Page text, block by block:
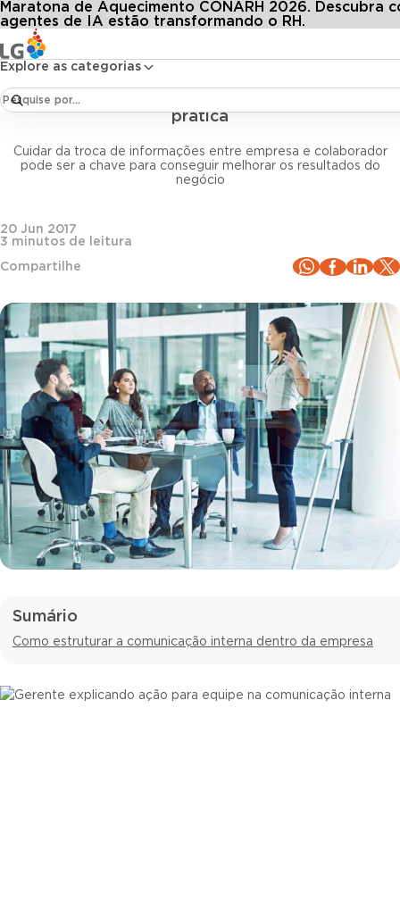
Explore as categorias
Maratona de Aquecimento CONARH 2026. Descubra
agentes de IA estão transformando o RH.
Conteúdos Blog LG Todos os artigos
Comunicação interna: 4 razões para investir nessa prática
Clima Organizacional
Comunicação interna: 4 razões para investir nessa
prática
Cuidar da troca de informações entre empresa e colaborador
pode ser a chave para conseguir melhorar os resultados do
negócio
20 Jun 2017
3 minutos de leitura
Compartilhe
Sumário
Como estruturar a comunicação interna dentro da empresa